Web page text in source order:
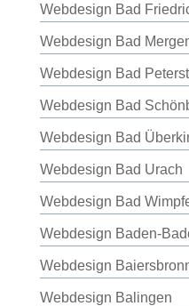
Webdesign Bad
Webdesign Bad
Webdesign Bad
Webdesign Bad
Webdesign Bad
Webdesign Bad Urach
Webdesign Bad
Webdesign Baden-
Webdesign
Webdesign Balingen